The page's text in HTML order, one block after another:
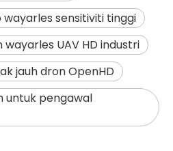
sensitiviti tinggi
UAV HD industri
jauh dron OpenHD
untuk pengawal